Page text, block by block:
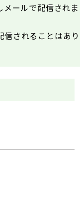
ールで配信されま
されることはあり